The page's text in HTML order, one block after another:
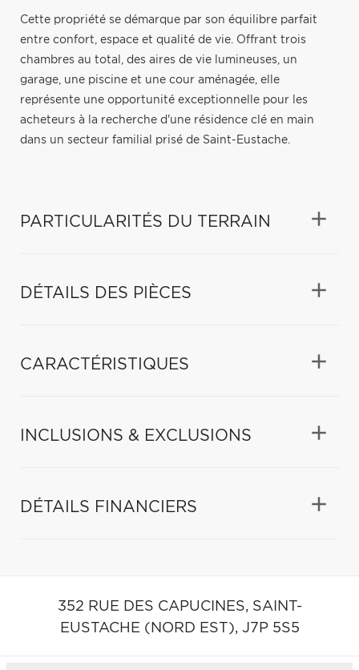
Cette propriété se démarque par son équilibre parfait
entre confort, espace et qualité de vie. Offrant trois
chambres au total, des aires de vie lumineuses, un
garage, une piscine et une cour aménagée, elle
représente une opportunité exceptionnelle pour les
acheteurs à la recherche d'une résidence clé en main
dans un secteur familial prisé de Saint-Eustache.
PARTICULARITÉS DU TERRAIN
DÉTAILS DES PIÈCES
CARACTÉRISTIQUES
INCLUSIONS & EXCLUSIONS
DÉTAILS FINANCIERS
352 RUE DES CAPUCINES, SAINT-
EUSTACHE (NORD EST), J7P 5S5